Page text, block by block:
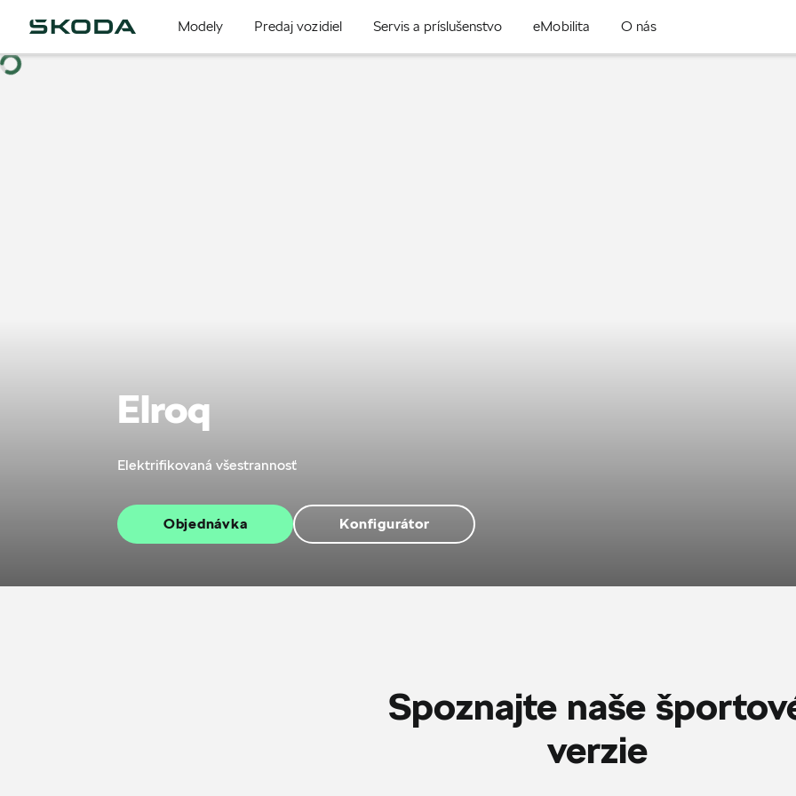
Modely Predaj vozidiel Servis a príslušenstvo eMobilita O nás
Elroq
Elektrifikovaná všestrannosť
Objednávka Konfigurátor
Spoznajte naše
verzie